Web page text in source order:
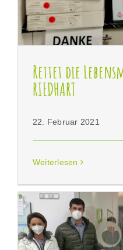
Rettet die
RIEDHART
22. Februar 2021
Weiterlesen